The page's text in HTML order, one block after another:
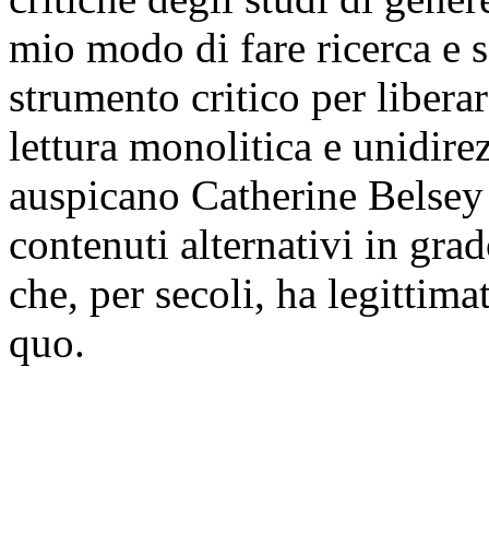
mio modo di fare ricerca e
strumento critico per
lettura monolitica e
auspicano Catherine
contenuti alternativi in
che, per secoli, ha
quo.